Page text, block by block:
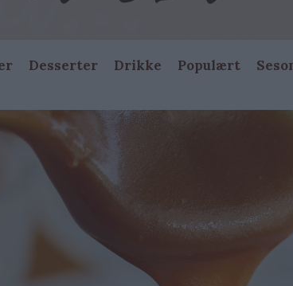
Desserter Drikke Populært